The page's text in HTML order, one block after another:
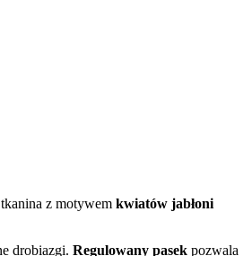
z motywem kwiatów jabłoni
drobiazgi. Regulowany pasek pozwala